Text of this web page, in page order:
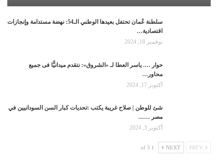
سلطنة عُمان تحتفل بعيدها الوطني الـ54: نهضة مستدامة وإنجازات
اقتصادية…
نوفمبر 18, 2024
حوار …. ياسر العطا لـ «الشروق»: نتقدم ميدانيًّا فى جميع
محاور…
أكتوبر 17, 2024
شئ للوطن | صلاح غريبة يكتب :تحديات كبار السن السودانيين في
مصر ……
أكتوبر 3, 2024
NEXT
1 of 3